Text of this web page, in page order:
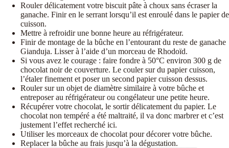
Rouler délicatement votre biscuit pâte à choux sans écraser la
ganache. Finir en le serrant lorsqu’il est enroulé dans le papier de
cuisson.
Mettre à refroidir une bonne heure au réfrigérateur.
Finir de montage de la bûche en l’entourant du reste de ganache
Gianduja. Lisser à l’aide d’un morceau de Rhodoïd.
Si vous avez le courage : faire fondre à 50°C environ 300 g de
chocolat noir de couverture. Le couler sur du papier cuisson,
l’étaler finement et poser un second papier cuisson dessus.
Rouler sur un objet de diamètre similaire à votre bûche et
entreposer au réfrigérateur ou congélateur une petite heure.
Récupérer votre chocolat, le sortir délicatement du papier. Le
chocolat non tempéré a été maltraité, il va donc marbrer et c’est
justement l’effet recherché ici.
Utiliser les morceaux de chocolat pour décorer votre bûche.
Replacer la bûche au frais jusqu’à la dégustation.